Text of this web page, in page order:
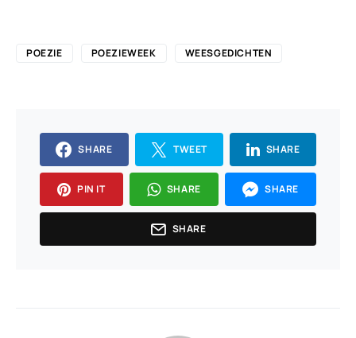
POEZIE POEZIEWEEK WEESGEDICHTEN
SHARE TWEET SHARE
PIN IT SHARE SHARE
SHARE